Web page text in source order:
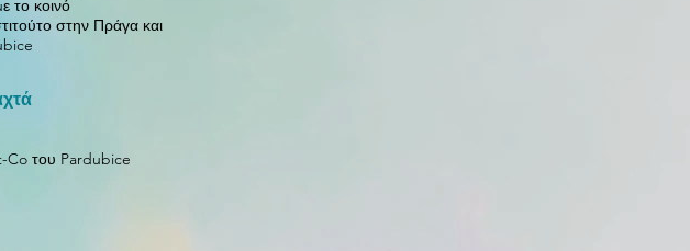
το κοινό
στην Πράγα και
Co του Pardubice